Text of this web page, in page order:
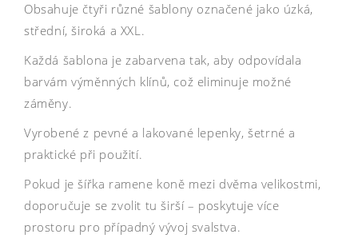
Obsahuje čtyři různé šablony označené jako úzká,
střední, široká a XXL.
Každá šablona je zabarvena tak, aby odpovídala
barvám výměnných klínů, což eliminuje možné
záměny.
Vyrobené z pevné a lakované lepenky, šetrné a
praktické při použití.
Pokud je šířka ramene koně mezi dvěma velikostmi,
doporučuje se zvolit tu širší – poskytuje více
prostoru pro případný vývoj svalstva.